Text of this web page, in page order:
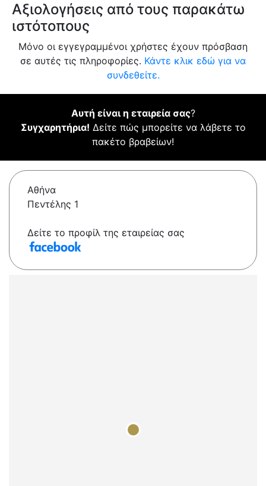
Αξιολογήσεις από τους παρακάτω
ιστότοπους
Μόνο οι εγγεγραμμένοι χρήστες έχουν πρόσβαση
σε αυτές τις πληροφορίες. Κάντε κλικ εδώ για να
συνδεθείτε.
Αυτή είναι η εταιρεία σας?
Συγχαρητήρια! Δείτε πώς μπορείτε να λάβετε το
πακέτο βραβείων!
Αθήνα
Πεντέλης 1
Δείτε το προφίλ της εταιρείας σας